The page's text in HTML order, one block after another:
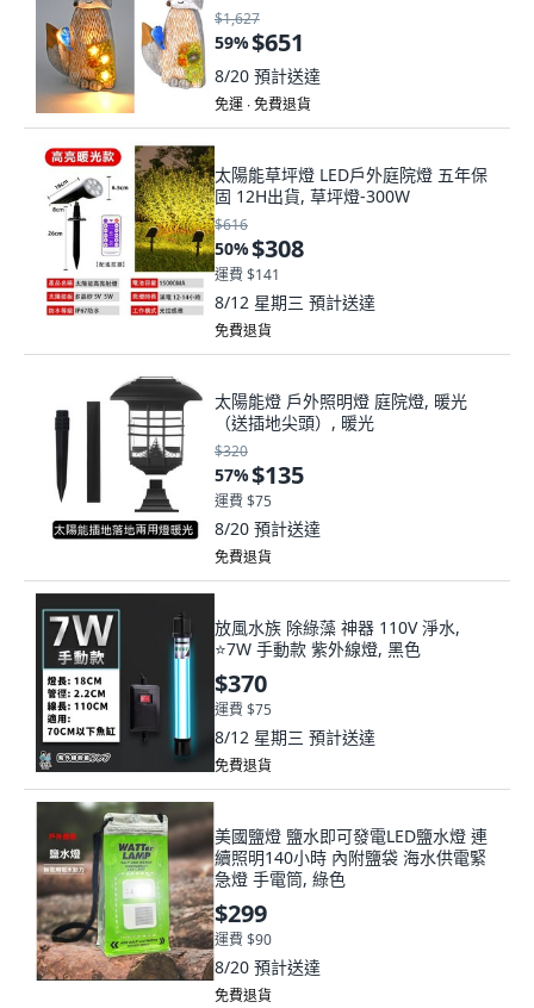
$1,627
59%$651
8/20 預計送達
免運 ∙ 免費退貨
太陽能草坪燈 LED戶外庭院燈 五年保
固 12H出貨, 草坪燈-300W
$616
50%$308
運費 $141
8/12 星期三 預計送達
免費退貨
太陽能燈 戶外照明燈 庭院燈, 暖光
（送插地尖頭）, 暖光
$320
57%$135
運費 $75
8/20 預計送達
免費退貨
放風水族 除綠藻 神器 110V 淨水,
⭐7W 手動款 紫外線燈, 黑色
$370
運費 $75
8/12 星期三 預計送達
免費退貨
美國鹽燈 鹽水即可發電LED鹽水燈 連
續照明140小時 內附鹽袋 海水供電緊
急燈 手電筒, 綠色
$299
運費 $90
8/20 預計送達
免費退貨